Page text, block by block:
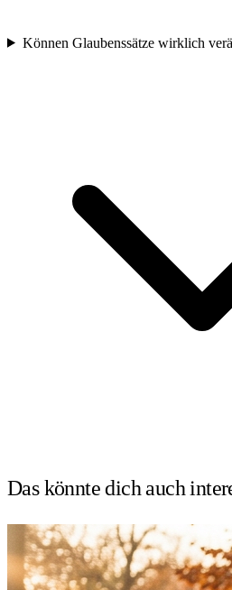
Können Glaubenssätze wirklich
Das könnte dich auch